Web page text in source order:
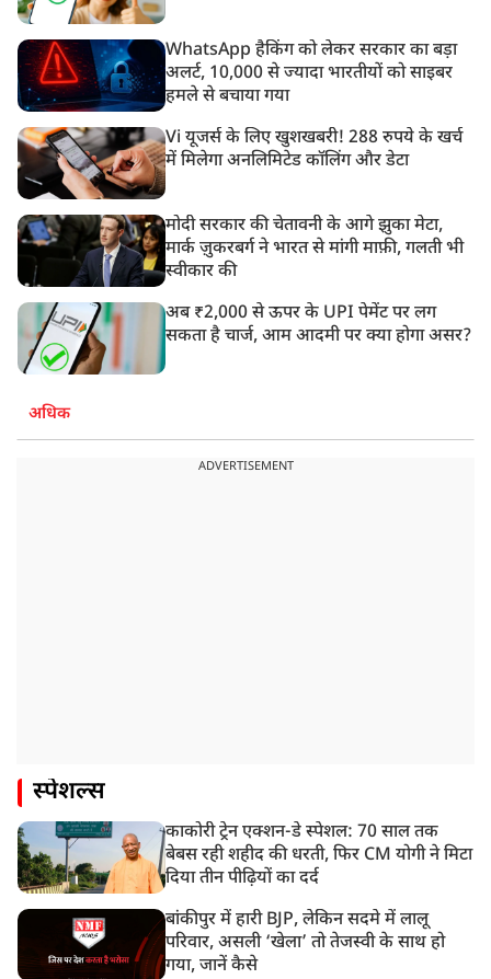
WhatsApp हैकिंग को लेकर सरकार का बड़ा
अलर्ट, 10,000 से ज्यादा भारतीयों को साइबर
हमले से बचाया गया
Vi यूजर्स के लिए खुशखबरी! 288 रुपये के खर्च
में मिलेगा अनलिमिटेड कॉलिंग और डेटा
मोदी सरकार की चेतावनी के आगे झुका मेटा,
मार्क ज़ुकरबर्ग ने भारत से मांगी माफ़ी, गलती भी
स्वीकार की
अब ₹2,000 से ऊपर के UPI पेमेंट पर लग
सकता है चार्ज, आम आदमी पर क्या होगा असर?
अधिक
ADVERTISEMENT
स्पेशल्स
काकोरी ट्रेन एक्शन-डे स्पेशल: 70 साल तक
बेबस रही शहीद की धरती, फिर CM योगी ने मिटा
दिया तीन पीढ़ियों का दर्द
बांकीपुर में हारी BJP, लेकिन सदमे में लालू
परिवार, असली ‘खेला’ तो तेजस्वी के साथ हो
गया, जानें कैसे